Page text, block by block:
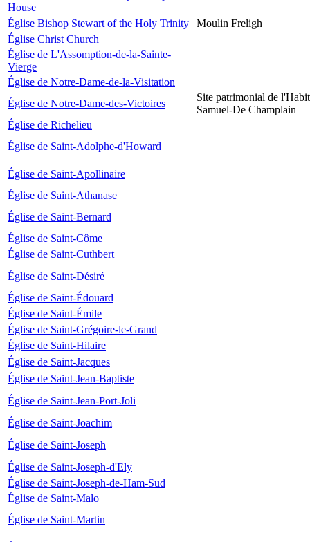
House
Église Bishop Stewart of the Holy Trinity
Moulin Freligh
Église Christ Church
Église de L'Assomption-de-la-Sainte-
Vierge
Église de Notre-Dame-de-la-Visitation
Église de Notre-Dame-des-Victoires
Site patrimonial de
Samuel-De Champlain
Église de Richelieu
Église de Saint-Adolphe-d'Howard
Église de Saint-Apollinaire
Église de Saint-Athanase
Église de Saint-Bernard
Église de Saint-Côme
Église de Saint-Cuthbert
Église de Saint-Désiré
Église de Saint-Édouard
Église de Saint-Émile
Église de Saint-Grégoire-le-Grand
Église de Saint-Hilaire
Église de Saint-Jacques
Église de Saint-Jean-Baptiste
Église de Saint-Jean-Port-Joli
Église de Saint-Joachim
Église de Saint-Joseph
Église de Saint-Joseph-d'Ely
Église de Saint-Joseph-de-Ham-Sud
Église de Saint-Malo
Église de Saint-Martin